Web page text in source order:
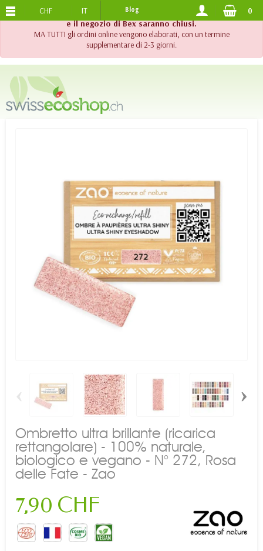
!! Importante !! Fino al 20 agosto 2026, l'assistenza telefonica
e il negozio di Bex saranno chiusi.
MA TUTTI gli ordini online vengono elaborati, con un termine
supplementare di 2-3 giorni.
SPEDIZIONE GRATUITADA 120.-
CHF IT Blog 0
‹ ›
Ombretto ultra brillante (ricarica
rettangolare) - 100% naturale,
biologico e vegano - N° 272, Rosa
delle Fate - Zao
7,90 CHF